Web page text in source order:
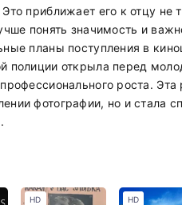
приближает его к отцу не
понять значимость и
планы поступления в
полиции открыла перед
роста. Эта
фотографии, но и стала
HD HD